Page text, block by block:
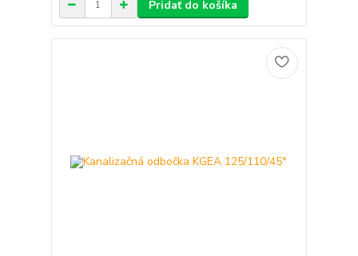
Pridať do košíka